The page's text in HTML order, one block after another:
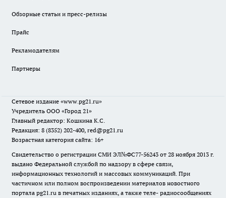
Обзорные статьи и пресс-релизы
Прайс
Рекламодателям
Партнеры
Сетевое издание «www.pg21.ru»
Учредитель ООО «Город 21»
Главный редактор: Кошкина К.С.
Редакция: 8 (8352) 202-400, red@pg21.ru
Возрастная категория сайта: 16+
Свидетельство о регистрации СМИ ЭЛ№ФС77-56243 от 28 ноября 2013 г.
выдано Федеральной службой по надзору в сфере связи,
информационных технологий и массовых коммуникаций. При
частичном или полном воспроизведении материалов новостного
портала pg21.ru в печатных изданиях, а также теле- радиосообщениях